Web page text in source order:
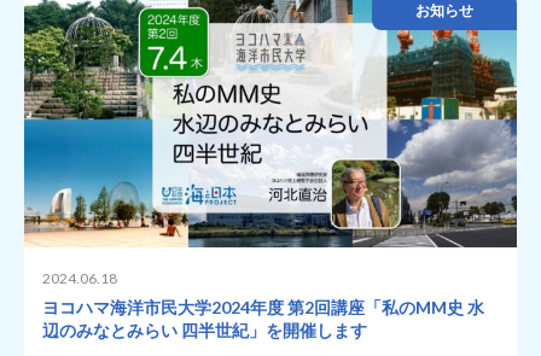
お知らせ
2024.06.18
ヨコハマ海洋市民大学2024年度 第2回講座「私のMM史 水
辺のみなとみらい 四半世紀」を開催します